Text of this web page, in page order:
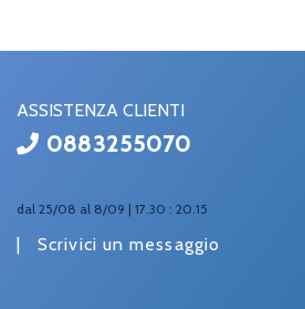
ASSISTENZA CLIENTI
0883255070
dal 25/08 al 8/09 | 17.30 : 20.15
| Scrivici un messaggio